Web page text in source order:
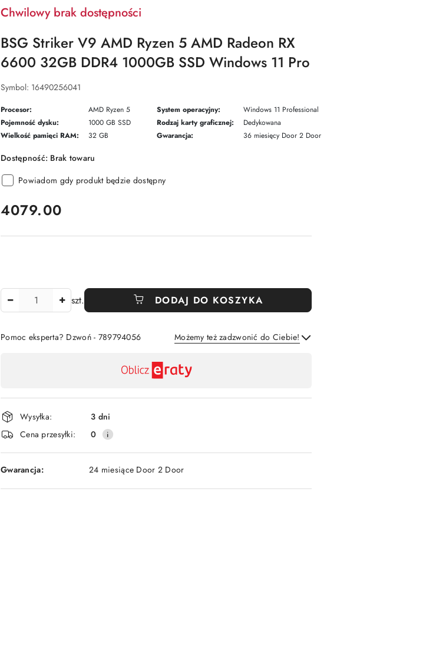
Chwilowy brak dostępności
BSG Striker V9 AMD Ryzen 5 AMD Radeon RX
6600 32GB DDR4 1000GB SSD Windows 11 Pro
Symbol: 16490256041
Procesor: AMD Ryzen 5 System operacyjny:
Windows 11 Professional
Pojemność dysku:
1000 GB SSD Rodzaj karty graficznej:
Dedykowana
Wielkość pamięci RAM:
32 GB Gwarancja: 36 miesięcy Door 2 Door
Dostępność: Brak towaru
Powiadom gdy produkt będzie dostępny
cena:
4079.00
szt. DODAJ DO KOSZYKA
Pomoc eksperta? Dzwoń - 789794056 Możemy też zadzwonić do Ciebie!
płatność
i
dostawa
Wysyłka:
3 dni
Cena przesyłki:
0
Gwarancja: 24 miesiące Door 2 Door